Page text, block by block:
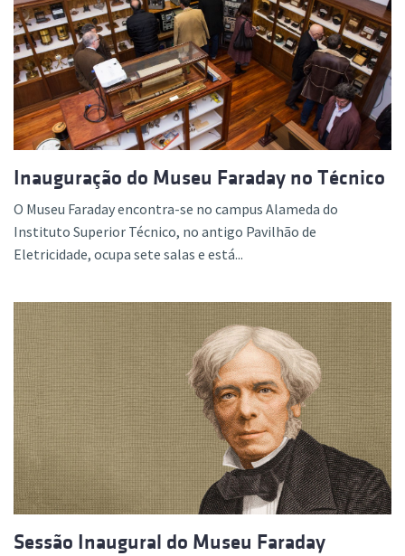
Inauguração do Museu Faraday no Técnico
O Museu Faraday encontra-se no campus Alameda do
Instituto Superior Técnico, no antigo Pavilhão de
Eletricidade, ocupa sete salas e está...
Sessão Inaugural do Museu Faraday